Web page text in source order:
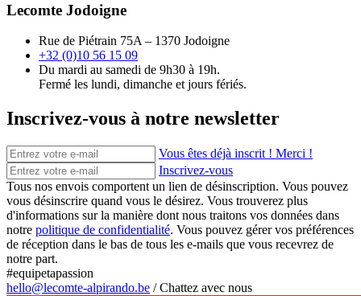
Lecomte Jodoigne
Rue de Piétrain 75A – 1370 Jodoigne
+32 (0)10 56 15 09
Du mardi au samedi de 9h30 à 19h.
Fermé les lundi, dimanche et jours fériés.
Inscrivez-vous à notre newsletter
Vous êtes déjà inscrit ! Merci !
Inscrivez-vous
Tous nos envois comportent un lien de désinscription. Vous pouvez
vous désinscrire quand vous le désirez. Vous trouverez plus
d'informations sur la manière dont nous traitons vos données dans
notre politique de confidentialité. Vous pouvez gérer vos préférences
de réception dans le bas de tous les e-mails que vous recevrez de
notre part.
#equipetapassion
hello@lecomte-alpirando.be /Chattez avec nous